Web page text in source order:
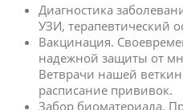
Диагностика
УЗИ, терапевтический
Вакцинация.
надежной защиты от
Ветврачи нашей
расписание прививок.
Забор биоматериала.